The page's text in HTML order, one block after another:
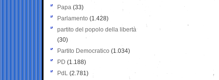
Papa (33)
Parlamento (1.428)
partito del popolo della libertà
(30)
Partito Democratico (1.034)
PD (1.188)
PdL (2.781)